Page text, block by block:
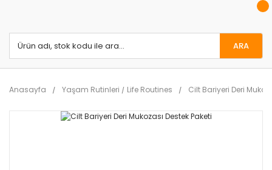
ARA
Anasayfa Yaşam Rutinleri / Life Routines Cilt Bariyeri Deri